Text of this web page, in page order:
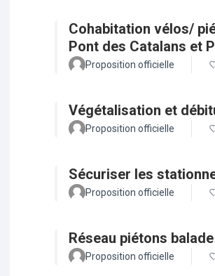
Cohabitation vélos/
Pont des Catalans et
Proposition officielle
Végétalisation et
Proposition officielle
Sécuriser les
Proposition officielle
Réseau piétons balade
Proposition officielle